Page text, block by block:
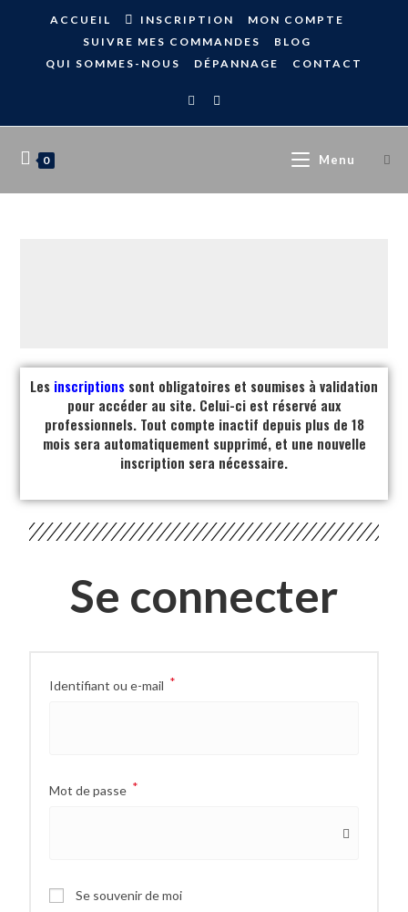
ACCUEIL INSCRIPTION
MON COMPTE
SUIVRE MES COMMANDES
BLOG
QUI SOMMES-NOUS
DÉPANNAGE CONTACT
0 Menu
Les inscriptions sont obligatoires et soumises à validation
pour accéder au site. Celui-ci est réservé aux
professionnels. Tout compte inactif depuis plus de 18
mois sera automatiquement supprimé, et une nouvelle
inscription sera nécessaire.
Se connecter
Identifiant ou e-mail *
Mot de passe *
Se souvenir de moi